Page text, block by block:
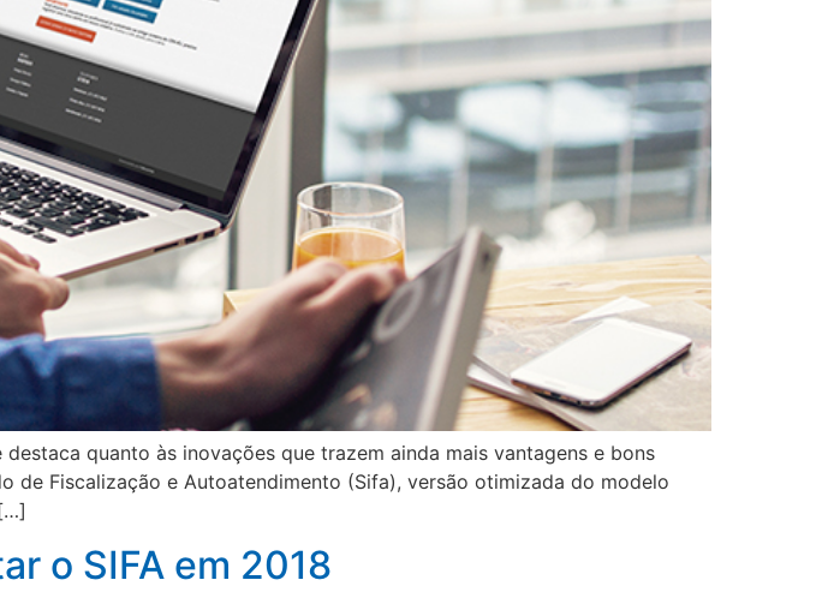
quanto às inovações que trazem ainda mais vantagens e bons
de Fiscalização e Autoatendimento (Sifa), versão otimizada do modelo
o SIFA em 2018